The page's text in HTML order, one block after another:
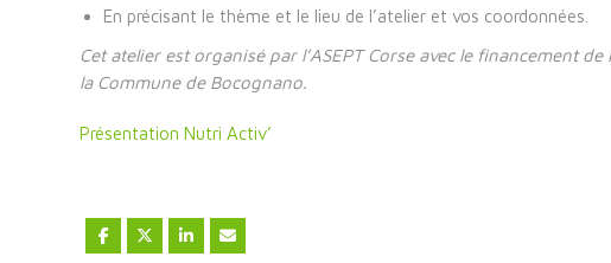
En précisant le thème et le lieu de l’atelier et vos coordonnées.
Cet atelier est organisé par l’ASEPT Corse avec le financement
la Commune de Bocognano.
Présentation Nutri Activ’